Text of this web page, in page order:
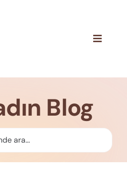
Toggle
İletişim
Blog